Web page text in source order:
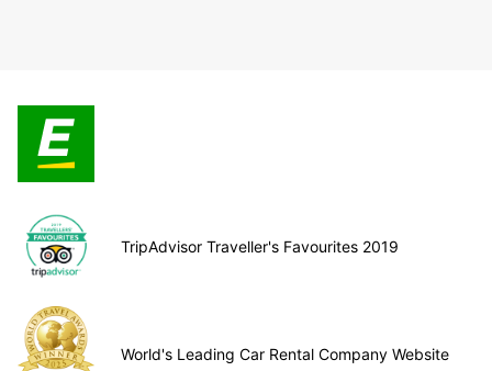
TripAdvisor Traveller's Favourites 2019
World's Leading Car Rental Company Website